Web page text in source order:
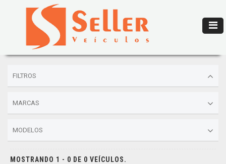
FILTROS
MARCAS
MODELOS
MOSTRANDO 1 - 0 DE 0 VEÍCULOS.